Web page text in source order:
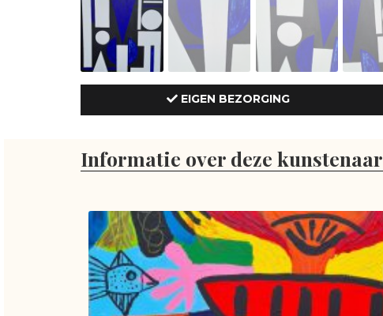
EIGEN BEZORGING
Informatie over deze kunstenaar